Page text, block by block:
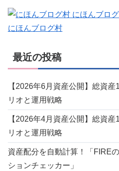
にほんブログ村
最近の投稿
【2026年6月資産公開】総資
リオと運用戦略
【2026年4月資産公開】総資
リオと運用戦略
資産配分を自動計算！「FIRE
ションチェッカー」